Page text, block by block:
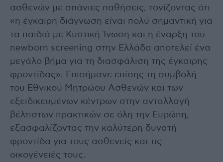
ασθενών με σπάνιες παθήσεις, τονίζοντας ότι
«η έγκαιρη διάγνωση είναι πολύ σημαντική για
τα παιδιά με Κυστική Ίνωση και η έναρξη του
newborn screening στην Ελλάδα αποτελεί ένα
μεγάλο βήμα για τη διασφάλιση της έγκαιρης
φροντίδας». Επισήμανε επίσης τη συμβολή
του Εθνικού Μητρώου Ασθενών και των
εξειδικευμένων κέντρων στην ανταλλαγή
βέλτιστων πρακτικών σε όλη την Ευρώπη,
εξασφαλίζοντας την καλύτερη δυνατή
φροντίδα για τους ασθενείς και τις
οικογένειές τους.